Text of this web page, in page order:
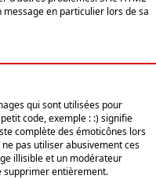
en particulier lors de sa
qui sont utilisées pour
code, exemple : :) signifie
complète des émoticônes lors
pas utiliser abusivement ces
illisible et un modérateur
supprimer entièrement.